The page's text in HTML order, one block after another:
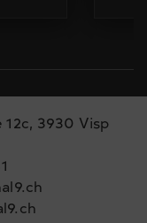
12c, 3930 Visp